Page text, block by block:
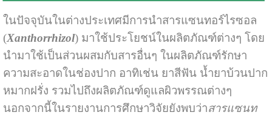
ในปัจจุบันในต่างประเทศมีการนำสารแซนทอร์ไรซอล
(Xanthorrhizol) มาใช้ประโยชน์ในผลิตภัณฑ์ต่างๆ โดย
นำมาใช้เป็นส่วนผสมกับสารอื่นๆ ในผลิตภัณฑ์รักษา
ความสะอาดในช่องปาก อาทิเช่น ยาสีฟัน น้ำยาบ้วนปาก
หมากฝรั่ง รวมไปถึงผลิตภัณฑ์ดูแลผิวพรรณต่างๆ
นอกจากนี้ในรายงานการศึกษาวิจัยยังพบว่าสารแซนท